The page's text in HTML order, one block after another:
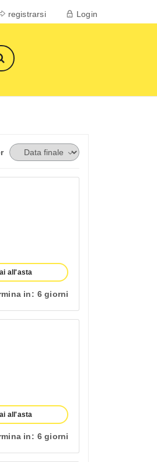
registrarsi Login
all'asta
in: 6 giorni
all'asta
in: 6 giorni